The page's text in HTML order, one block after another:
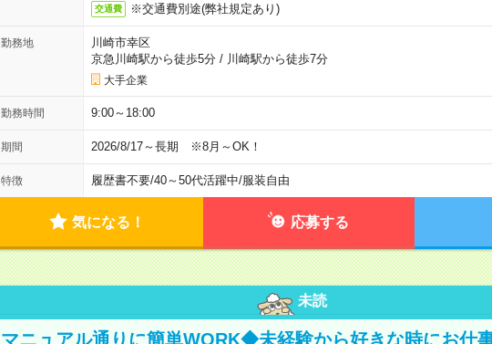
交通費 ※交通費別途(弊社規定あり)
勤務地
川崎市幸区
京急川崎駅から徒歩5分/ 川崎駅から徒歩7分
大手企業
勤務時間 9:00～18:00
期間 2026/8/17～長期 ※8月～OK！
特徴 履歴書不要/40～50代活躍中/服装自由
気になる！ 応募する
未読
マニュアル通りに簡単WORK◆未経験から好きな時にお仕